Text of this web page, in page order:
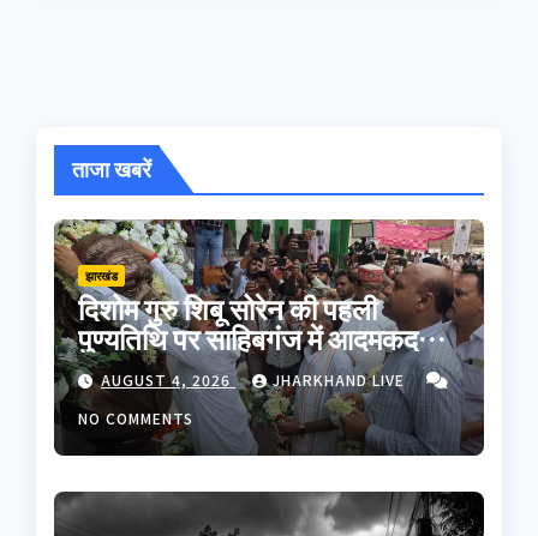
ताजा खबरें
झारखंड
दिशोम गुरु शिबू सोरेन की पहली
पुण्यतिथि पर साहिबगंज में आदमकद
प्रतिमा का अनावरण, हजारों लोगों ने दी
श्रद्धांजलि
AUGUST 4, 2026
JHARKHAND LIVE
NO COMMENTS